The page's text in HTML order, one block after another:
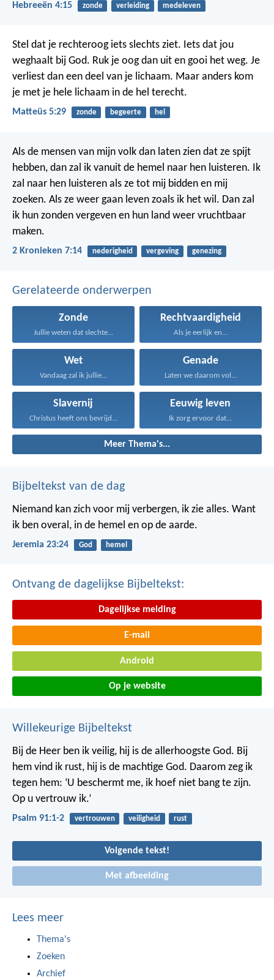
Hebreeën 4:15 zonde verleiding medeleven
Stel dat je rechteroog iets slechts ziet. Iets dat jou
weghaalt bij God. Ruk je oog dan uit en gooi het weg. Je
verliest dan een deel van je lichaam. Maar anders kom
je met je hele lichaam in de hel terecht.
Matteüs 5:29 zonde begeerte hel
Als de mensen van mijn volk dan laten zien dat ze spijt
hebben, dan zal ik vanuit de hemel naar hen luisteren. Ik
zal naar hen luisteren als ze tot mij bidden en mij
zoeken. Als ze weer gaan leven zoals ik het wil. Dan zal
ik hun zonden vergeven en hun land weer vruchtbaar
maken.
2 Kronieken 7:14 nederigheid vergeving genezing
Gerelateerde onderwerpen
Zonde
Jullie weten dat slechte...
Rechtvaardigheid
Als je eerlijk en...
Wet
Vandaag zal ik jullie...
Genade
Laten we daarom vol...
Slavernij
Christus heeft ons bevrijd...
Eeuwig leven
Ik zorg ervoor dat...
Meer Thema's...
Bijbeltekst van de dag
Niemand kan zich voor mij verbergen, ik zie alles. Want
ik ben overal, in de hemel en op de aarde.
Jeremia 23:24 God hemel
Ontvang de dagelijkse Bijbeltekst:
Dagelijkse melding
E-mail
Android
Op je website
Willekeurige Bijbeltekst
Bij de Heer ben ik veilig, hij is de allerhoogste God. Bij
hem vind ik rust, hij is de machtige God. Daarom zeg ik
tegen hem: ‘U beschermt me, ik hoef niet bang te zijn.
Op u vertrouw ik.’
Psalm 91:1-2 vertrouwen veiligheid rust
Volgende tekst!
Met afbeelding
Lees meer
Thema's
Zoeken
Archief